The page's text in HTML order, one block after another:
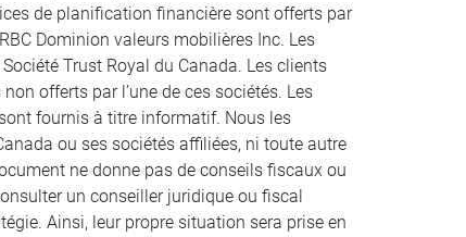
de planification financière sont offerts par
Dominion valeurs mobilières Inc. Les
Trust Royal du Canada. Les clients
offerts par l’une de ces sociétés. Les
fournis à titre informatif. Nous les
ou ses sociétés affiliées, ni toute autre
ne donne pas de conseils fiscaux ou
un conseiller juridique ou fiscal
Ainsi, leur propre situation sera prise en